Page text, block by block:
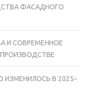
ФАСАДНОГО
И СОВРЕМЕННОЕ
В 2025–